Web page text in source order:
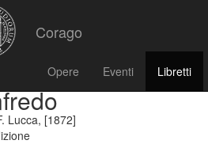
Corago
Opere Eventi Libretti
Lucca, [1872]